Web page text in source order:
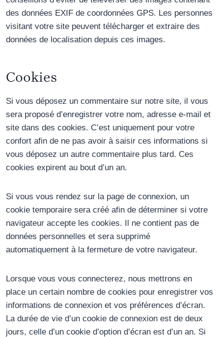
des données EXIF de coordonnées GPS. Les personnes
visitant votre site peuvent télécharger et extraire des
données de localisation depuis ces images.
Cookies
Si vous déposez un commentaire sur notre site, il vous
sera proposé d’enregistrer votre nom, adresse e-mail et
site dans des cookies. C’est uniquement pour votre
confort afin de ne pas avoir à saisir ces informations si
vous déposez un autre commentaire plus tard. Ces
cookies expirent au bout d’un an.
Si vous vous rendez sur la page de connexion, un
cookie temporaire sera créé afin de déterminer si votre
navigateur accepte les cookies. Il ne contient pas de
données personnelles et sera supprimé
automatiquement à la fermeture de votre navigateur.
Lorsque vous vous connecterez, nous mettrons en
place un certain nombre de cookies pour enregistrer vos
informations de connexion et vos préférences d’écran.
La durée de vie d’un cookie de connexion est de deux
jours, celle d’un cookie d’option d’écran est d’un an. Si